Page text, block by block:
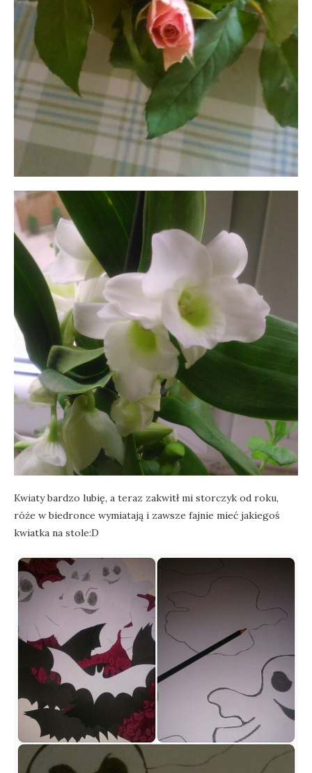
Kwiaty bardzo lubię, a teraz zakwitł mi storczyk od roku,
róże w biedronce wymiatają i zawsze fajnie mieć jakiegoś
kwiatka na stole:D